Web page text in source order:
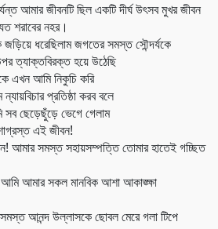
আমার জীবনটি ছিল একটি দীর্ঘ উৎসব মুখর জীবন
শরাবের নহর।
ধরেছিলাম জগতের সমস্ত সৌন্দর্যকে
ত্যাক্তবিরক্ত হয়ে উঠেছি
এখন আমি নিকুচি করি
প্রতিষ্ঠা করব বলে
সব ছেড়েছুঁড়ে ভেগে গেলাম
এই জীবন!
আমার সমস্ত সহায়সম্পত্তি তোমার হাতেই গচ্ছিত
আমার সকল মানবিক আশা আকাঙ্ক্ষা
আনন্দ উল্লাসকে ছোবল মেরে গলা টিপে